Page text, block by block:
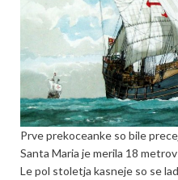
Prve prekoceanke so bile
Santa Maria je merila 18
Le pol stoletja kasneje so se